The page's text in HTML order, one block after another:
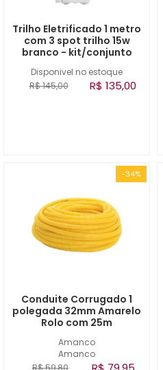
Disponivel no estoque
Trilho Eletrificado 1 metro
com 3 spot trilho 15w
branco - kit/conjunto
R$ 145,00 R$ 135,00
-34%
Amanco
Amanco
Conduite Corrugado 1
polegada 32mm Amarelo
Rolo com 25m
R$ 59,80